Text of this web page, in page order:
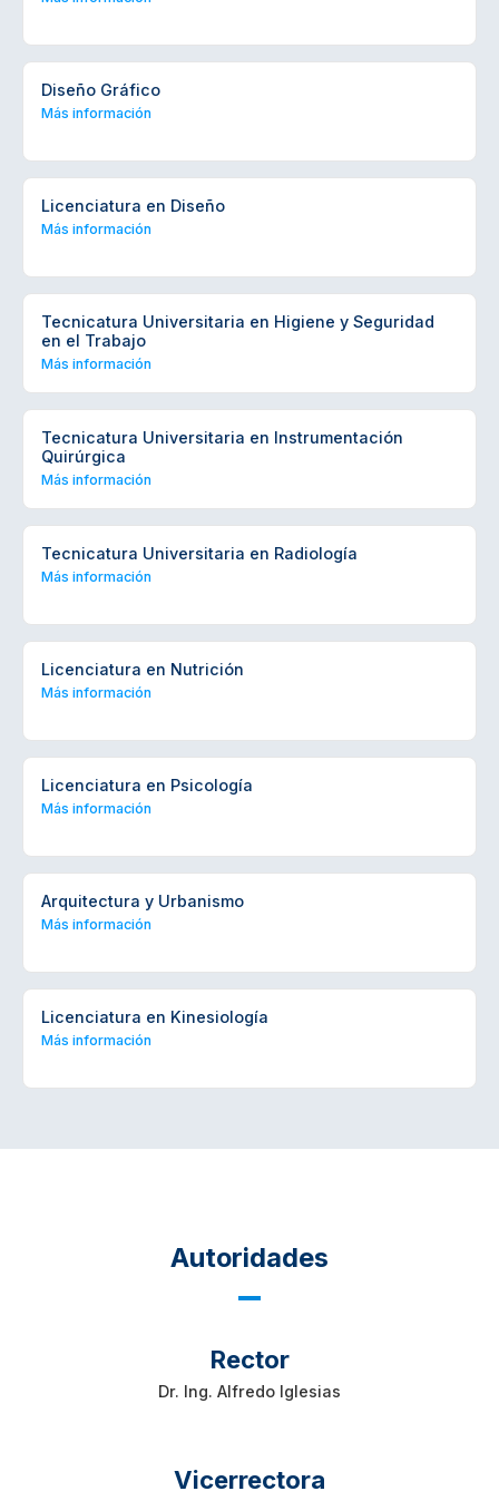
Diseño Gráfico
Más información
Licenciatura en Diseño
Más información
Tecnicatura Universitaria en Higiene y Seguridad
en el Trabajo
Más información
Tecnicatura Universitaria en Instrumentación
Quirúrgica
Más información
Tecnicatura Universitaria en Radiología
Más información
Licenciatura en Nutrición
Más información
Licenciatura en Psicología
Más información
Arquitectura y Urbanismo
Más información
Licenciatura en Kinesiología
Más información
Autoridades
Rector
Dr. Ing. Alfredo Iglesias
Vicerrectora